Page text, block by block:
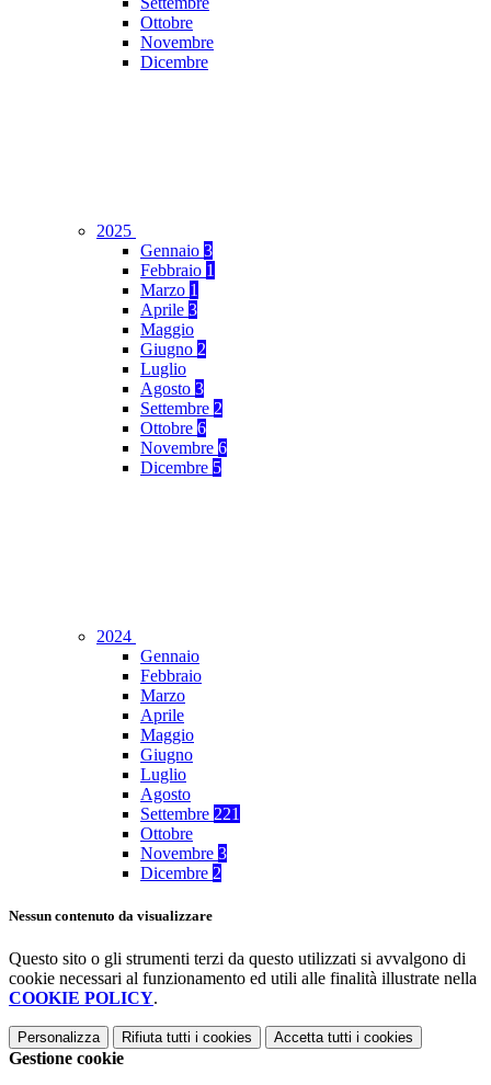
Ottobre
Novembre
Dicembre
2025
Gennaio 3
Febbraio 1
Marzo 1
Aprile 3
Maggio
Giugno 2
Luglio
Agosto 3
Settembre 2
Ottobre 6
Novembre 6
Dicembre 5
2024
Gennaio
Febbraio
Marzo
Aprile
Maggio
Giugno
Luglio
Agosto
Settembre 221
Ottobre
Novembre 3
Dicembre 2
Nessun contenuto da visualizzare
Questo sito o gli strumenti terzi da questo utilizzati si avvalgono di
cookie necessari al funzionamento ed utili alle finalità illustrate nella
COOKIE POLICY.
Personalizza Rifiuta tutti i cookies Accetta tutti i cookies
Gestione cookie